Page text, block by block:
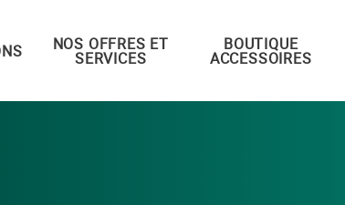
NOS OFFRES ET
SERVICES
BOUTIQUE
ACCESSOIRES